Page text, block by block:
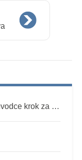
Jak přidat hudbu do videa (průvodce krok za krokem)